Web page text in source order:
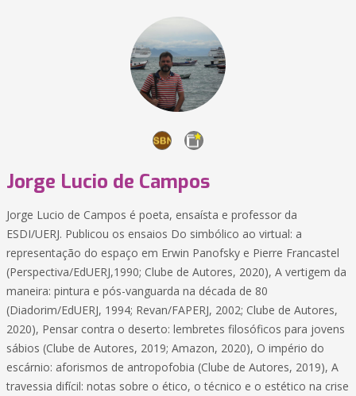
Jorge Lucio de Campos
Jorge Lucio de Campos é poeta, ensaísta e professor da
ESDI/UERJ. Publicou os ensaios Do simbólico ao virtual: a
representação do espaço em Erwin Panofsky e Pierre Francastel
(Perspectiva/EdUERJ,1990; Clube de Autores, 2020), A vertigem da
maneira: pintura e pós-vanguarda na década de 80
(Diadorim/EdUERJ, 1994; Revan/FAPERJ, 2002; Clube de Autores,
2020), Pensar contra o deserto: lembretes filosóficos para jovens
sábios (Clube de Autores, 2019; Amazon, 2020), O império do
escárnio: aforismos de antropofobia (Clube de Autores, 2019), A
travessia difícil: notas sobre o ético, o técnico e o estético na crise